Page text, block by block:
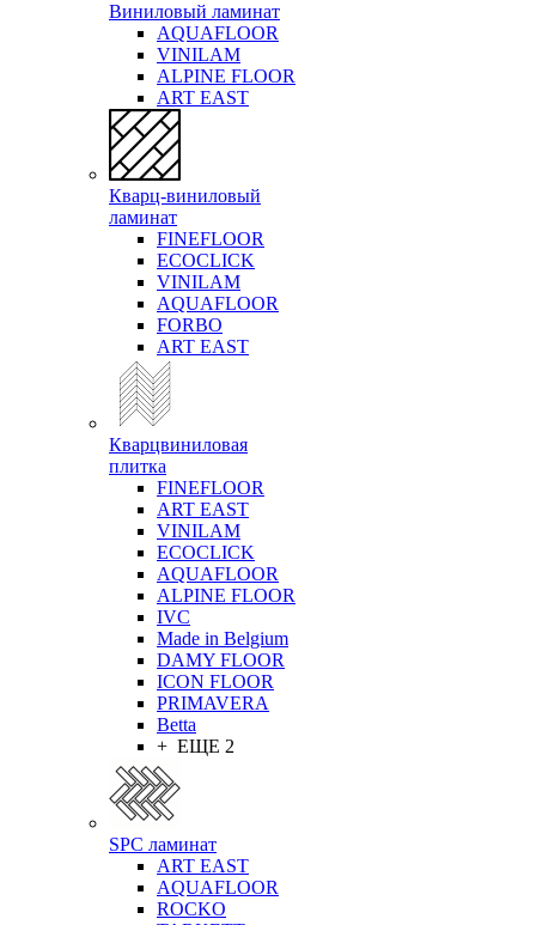
Виниловый ламинат
AQUAFLOOR
VINILAM
ALPINE FLOOR
ART EAST
Кварц-виниловый
ламинат
FINEFLOOR
ECOCLICK
VINILAM
AQUAFLOOR
FORBO
ART EAST
Кварцвиниловая
плитка
FINEFLOOR
ART EAST
VINILAM
ECOCLICK
AQUAFLOOR
ALPINE FLOOR
IVC
Made in Belgium
DAMY FLOOR
ICON FLOOR
PRIMAVERA
Betta
+ ЕЩЕ 2
SPC ламинат
ART EAST
AQUAFLOOR
ROCKO